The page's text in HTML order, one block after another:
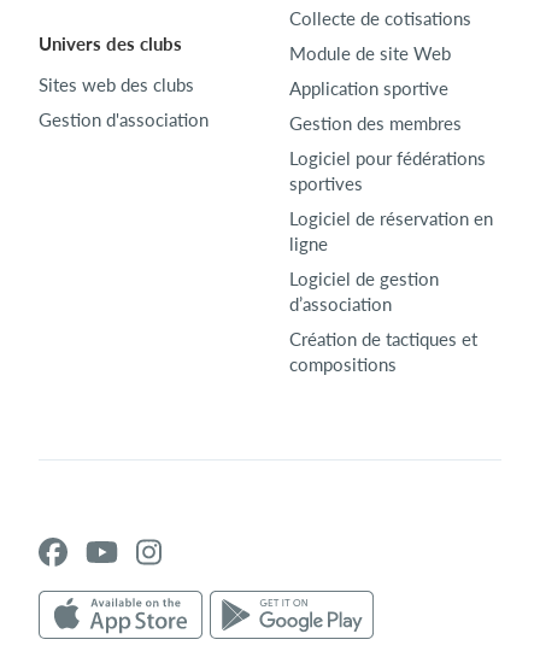
Univers des clubs
Sites web des clubs
Gestion d'association
Collecte de cotisations
Module de site Web
Application sportive
Gestion des membres
Logiciel pour fédérations
sportives
Logiciel de réservation en
ligne
Logiciel de gestion
d’association
Création de tactiques et
compositions